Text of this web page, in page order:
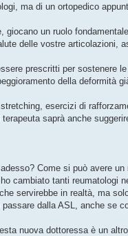
ma di un ortopedico
un ruolo
delle vostre articolazioni,
prescritti per sostenere
della deformità
esercizi di
saprà anche
Come si può avere
cambiato tanti reumatologi
servirebbe in realtà, ma
dalla ASL, anche se
nuova dottoressa è un